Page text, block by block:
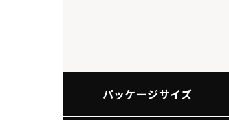
パッケージサイズ